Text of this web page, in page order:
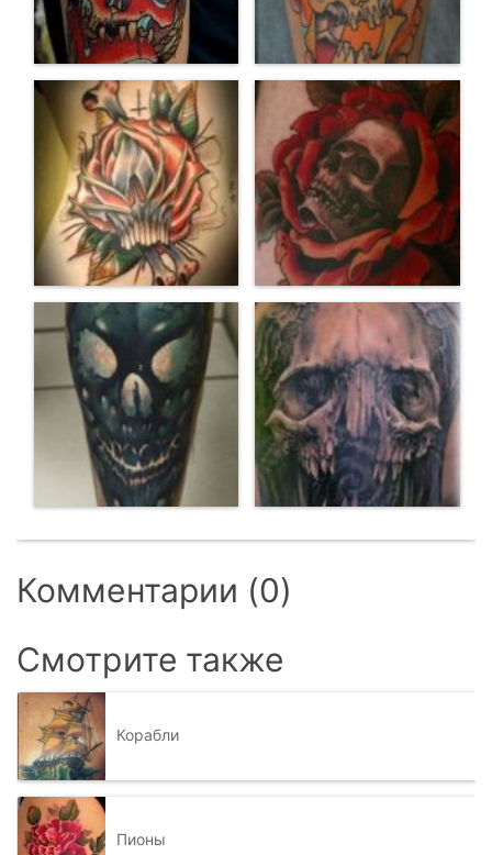
Комментарии (0)
Смотрите также
Корабли
Пионы